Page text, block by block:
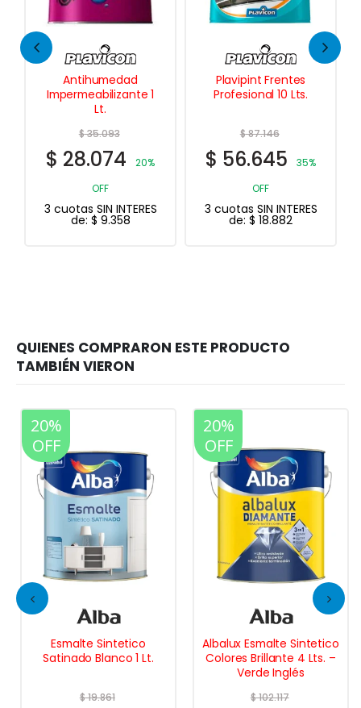
Plavipint Frentes
Profesional 10 Lts.
$87.146
$56.645
3 cuotas SIN INTERES
de:$18.882
Capa de Lluvia
Impermeable con
$20.863
$16.690
3 cuotas SIN INTERES
de:$5.563
20%
OFF
Esmalte Sintetico
Satinado Blanco 1 Lt.
$19.861
20%
OFF
Albalux Esmalte Sintetico
Colores Brillante 4 Lts. –
Verde Inglés
$102.117